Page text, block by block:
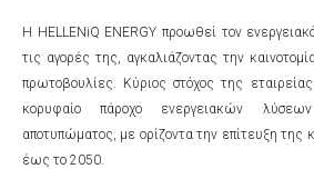
Η HELLENiQ ENERGY προωθεί τον
τις αγορές της, αγκαλιάζοντας την
πρωτοβουλίες. Κύριος στόχος της
κορυφαίο πάροχο ενεργειακών
αποτυπώματος, με ορίζοντα την επίτευξη της
έως το 2050.